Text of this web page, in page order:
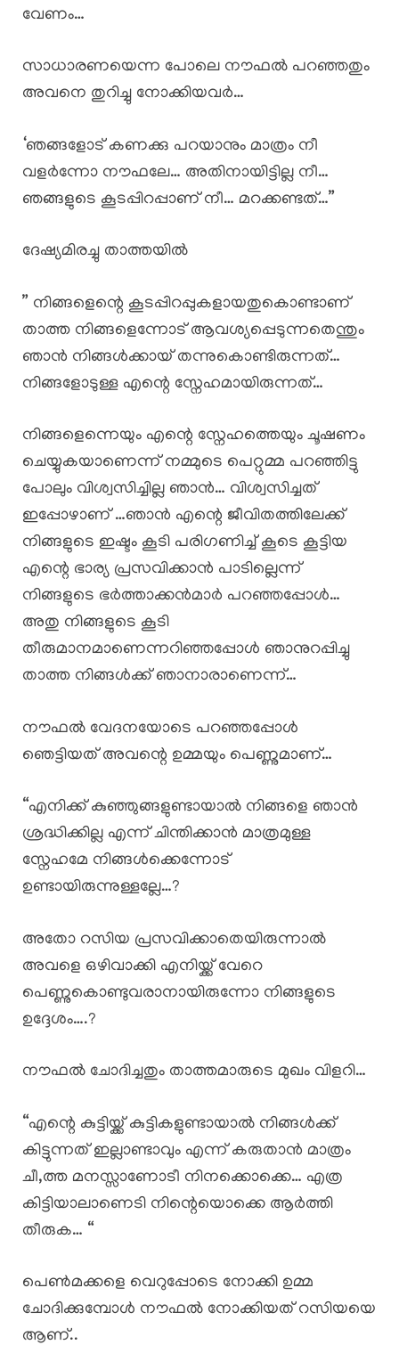
വേണം…
സാധാരണയെന്ന പോലെ നൗഫൽ പറഞ്ഞതും
അവനെ തുറിച്ചു നോക്കിയവർ…
‘ഞങ്ങളോട് കണക്കു പറയാനും മാത്രം നീ
വളർന്നോ നൗഫലേ… അതിനായിട്ടില്ല നീ…
ഞങ്ങളുടെ കൂടപ്പിറപ്പാണ് നീ… മറക്കണ്ടത്…”
ദേഷ്യമിരച്ചു താത്തയിൽ
” നിങ്ങളെന്റെ കൂടപ്പിറപ്പുകളായതുകൊണ്ടാണ്
താത്ത നിങ്ങളെന്നോട് ആവശ്യപ്പെടുന്നതെന്തും
ഞാൻ നിങ്ങൾക്കായ് തന്നുകൊണ്ടിരുന്നത്…
നിങ്ങളോടുള്ള എന്റെ സ്നേഹമായിരുന്നത്…
നിങ്ങളെന്നെയും എന്റെ സ്നേഹത്തെയും ചൂഷണം
ചെയ്യുകയാണെന്ന് നമ്മുടെ പെറ്റുമ്മ പറഞ്ഞിട്ടു
പോലും വിശ്വസിച്ചില്ല ഞാൻ… വിശ്വസിച്ചത്
ഇപ്പോഴാണ് …ഞാൻ എന്റെ ജീവിതത്തിലേക്ക്
നിങ്ങളുടെ ഇഷ്ടം കൂടി പരിഗണിച്ച് കൂടെ കൂട്ടിയ
എന്റെ ഭാര്യ പ്രസവിക്കാൻ പാടില്ലെന്ന്
നിങ്ങളുടെ ഭർത്താക്കൻമാർ പറഞ്ഞപ്പോൾ…
അതു നിങ്ങളുടെ കൂടി
തീരുമാനമാണെന്നറിഞ്ഞപ്പോൾ ഞാനുറപ്പിച്ചു
താത്ത നിങ്ങൾക്ക് ഞാനാരാണെന്ന്…
നൗഫൽ വേദനയോടെ പറഞ്ഞപ്പോൾ
ഞെട്ടിയത് അവന്റെ ഉമ്മയും പെണ്ണുമാണ്…
“എനിക്ക് കുഞ്ഞുങ്ങളുണ്ടായാൽ നിങ്ങളെ ഞാൻ
ശ്രദ്ധിക്കില്ല എന്ന് ചിന്തിക്കാൻ മാത്രമുള്ള
സ്നേഹമേ നിങ്ങൾക്കെന്നോട്
ഉണ്ടായിരുന്നുള്ളല്ലേ…?
അതോ റസിയ പ്രസവിക്കാതെയിരുന്നാൽ
അവളെ ഒഴിവാക്കി എനിയ്ക്ക് വേറെ
പെണ്ണുകൊണ്ടുവരാനായിരുന്നോ നിങ്ങളുടെ
ഉദ്ദേശം….?
നൗഫൽ ചോദിച്ചതും താത്തമാരുടെ മുഖം വിളറി…
“എന്റെ കുട്ടിയ്ക്ക് കുട്ടികളുണ്ടായാൽ നിങ്ങൾക്ക്
കിട്ടുന്നത് ഇല്ലാണ്ടാവും എന്ന് കരുതാൻ മാത്രം
ചീ,ത്ത മനസ്സാണോടീ നിനക്കൊക്കെ… എത്ര
കിട്ടിയാലാണെടി നിന്റെയൊക്കെ ആർത്തി
തീരുക… “
പെൺമക്കളെ വെറുപ്പോടെ നോക്കി ഉമ്മ
ചോദിക്കുമ്പോൾ നൗഫൽ നോക്കിയത് റസിയയെ
ആണ്..